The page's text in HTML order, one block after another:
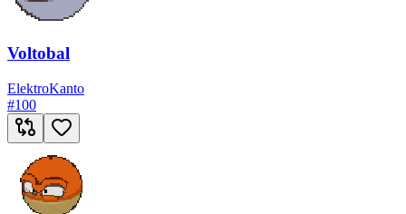
Voltobal
ElektroKanto
#100